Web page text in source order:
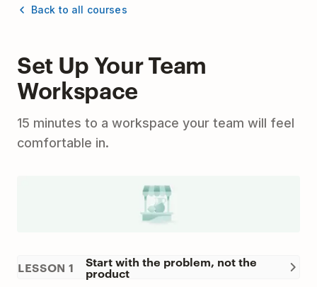
Back to all courses
Set Up Your Team
Workspace
15 minutes to a workspace your team will feel
comfortable in.
LESSON 1 Start with the problem, not the
product